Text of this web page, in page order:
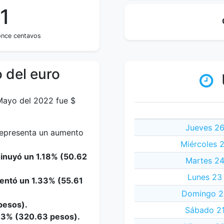
centavos
del euro
del 2022 fue $
un aumento
un 1.18% (50.62
un 1.33% (55.61
(320.63 pesos).
Jueves
Miércoles
Martes
Lunes
Domingo
Sábado